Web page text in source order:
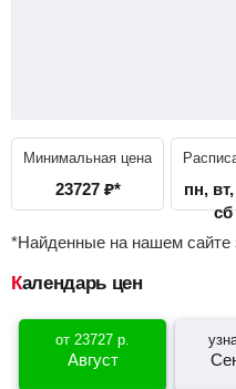
Минимальная цена
23727 ₽*
пн,
сб
*Найденные на нашем сайте
Календарь цен
от23727 р.
Август